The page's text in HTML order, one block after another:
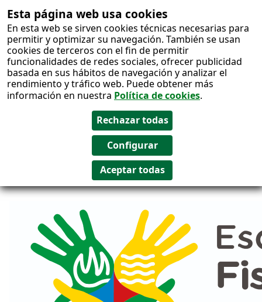
Esta página web usa cookies
En esta web se sirven cookies técnicas necesarias para
permitir y optimizar su navegación. También se usan
cookies de terceros con el fin de permitir
funcionalidades de redes sociales, ofrecer publicidad
basada en sus hábitos de navegación y analizar el
rendimiento y tráfico web. Puede obtener más
información en nuestra Política de cookies.
Salto al
contenido